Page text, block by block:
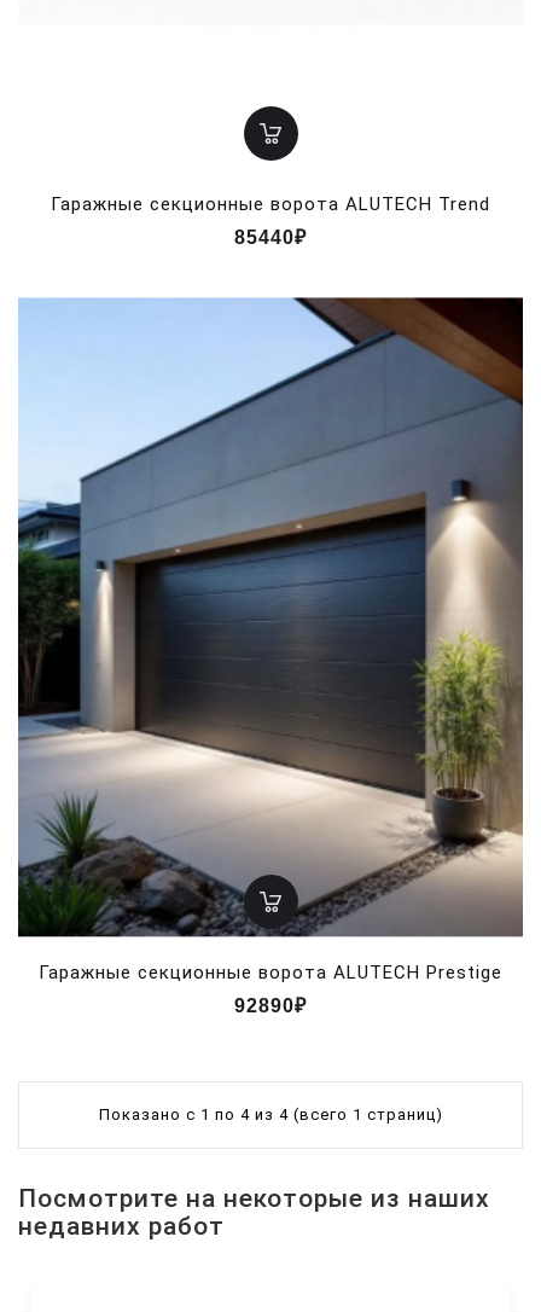
Гаражные секционные ворота ALUTECH Trend
85440₽
Гаражные секционные ворота ALUTECH Prestige
92890₽
Показано с 1 по 4 из 4 (всего 1 страниц)
Посмотрите на некоторые из наших
недавних работ